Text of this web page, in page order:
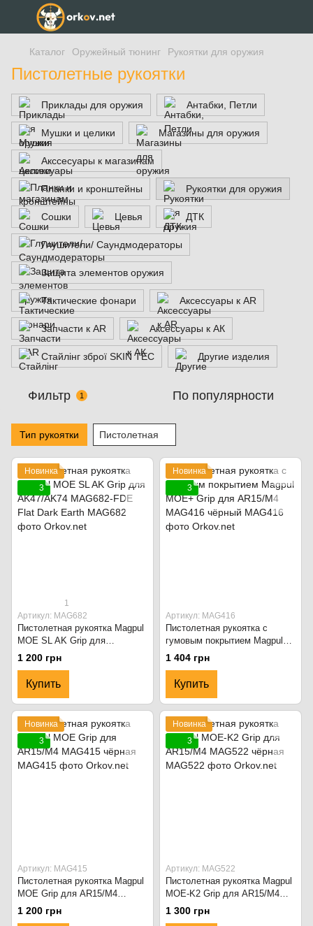
Каталог Оружейный тюнинг Рукоятки для оружия
Пистолетные рукоятки
Приклады для оружия Антабки, Петли
Мушки и целики Магазины для оружия
Акссесуары к магазинам
Планки и кронштейны Рукоятки для оружия
Сошки Цевья ДТК
Глушители/ Саундмодераторы
Защита элементов оружия
Тактические фонари Аксессуары к AR
Запчасти к AR Аксессуары к АК
Стайлінг зброї SKIN TEC Другие изделия
Фильтр 1 По популярности
Тип рукоятки Пистолетная
Новинка
3
1
Артикул: MAG682
Пистолетная рукоятка Magpul
MOE SL AK Grip для
AK47/AK74 MAG682-FDE Flat
Dark Earth
1 200 грн
Купить
Новинка
3
Артикул: MAG416
Пистолетная рукоятка с
гумовым покрытием Magpul
MOE+ Grip для AR15/M4
MAG416 чёрный
1 404 грн
Купить
Новинка
3
Артикул: MAG415
Пистолетная рукоятка Magpul
MOE Grip для AR15/M4
MAG415 чёрная
1 200 грн
Новинка
3
Артикул: MAG522
Пистолетная рукоятка Magpul
MOE-K2 Grip для AR15/M4
MAG522 чёрная
1 300 грн